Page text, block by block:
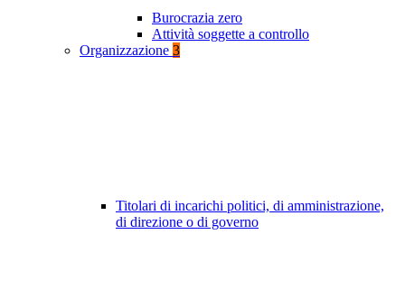
Burocrazia zero
Attività soggette a controllo
Organizzazione 3
Titolari di incarichi politici, di amministrazione,
di direzione o di governo